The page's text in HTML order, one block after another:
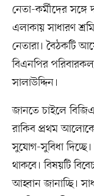
নেতা-কর্মীদের
এলাকায় সাধারণ
নেতারা। বৈঠকটি
বিএনপির
সালাউদ্দিন।
জানতে চাইলে
রাকিব প্রথম
সুযোগ-সুবিধা
থাকবে। বিষয়টি
আহ্বান জানাচ্ছি।